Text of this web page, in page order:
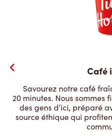
Café
Savourez notre café
20 minutes. Nous sommes
des gens d’ici, préparé
source éthique qui